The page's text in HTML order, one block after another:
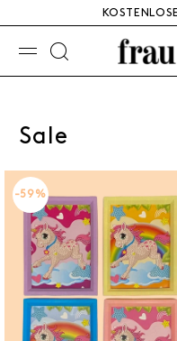
☰
Sale
-59%